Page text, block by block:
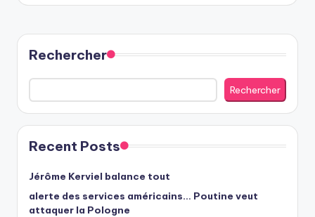
Rechercher
Rechercher
Recent Posts
Jérôme Kerviel balance tout
alerte des services américains… Poutine veut
attaquer la Pologne